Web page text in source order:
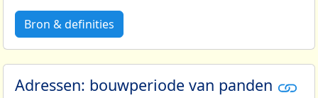
Bron & definities
Adressen: bouwperiode van panden